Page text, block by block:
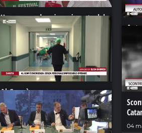
Un successo la prima giornata del
“Serreinfestival”
11 agosto 2022
25
Al Gom è emergenza: senza
personale impossibile operare
07 settembre 2022
04